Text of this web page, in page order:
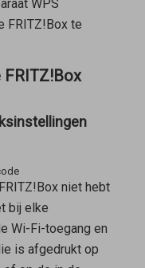
WPS
FRITZ!Box te
FRITZ!Box
niet hebt
bij elke
Wi-Fi-toegang en
is afgedrukt op